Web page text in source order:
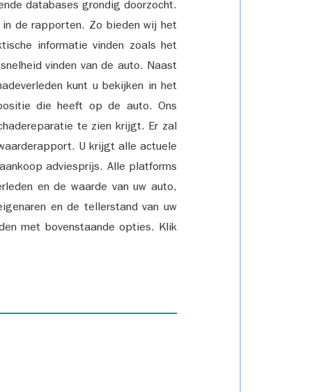
databases grondig doorzocht.
de rapporten. Zo bieden wij het
informatie vinden zoals het
vinden van de auto. Naast
kunt u bekijken in het
die heeft op de auto. Ons
te zien krijgt. Er zal
U krijgt alle actuele
adviesprijs. Alle platforms
en de waarde van uw auto,
en de tellerstand van uw
met bovenstaande opties. Klik